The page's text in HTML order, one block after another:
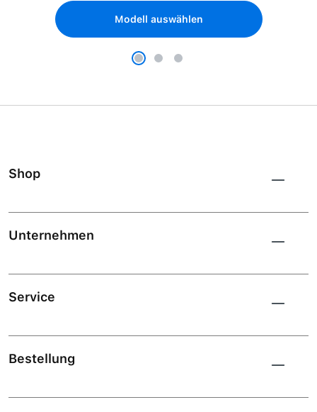
Modell auswählen
Shop
Unternehmen
Service
Bestellung